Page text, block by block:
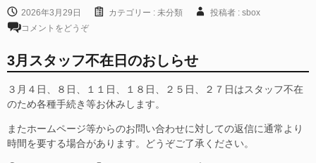
2026年3月29日 カテゴリー : 未分類
投稿者 : sbox
コメントをどうぞ
3月スタッフ不在日のおしらせ
３月４日、８日、１１日、１８日、２５日、２７日はスタッフ不在
のため各種手続き等お休みします。
またホームページ等からのお問い合わせに対しての返信に通常より
時間を要する場合があります。どうぞご了承ください。